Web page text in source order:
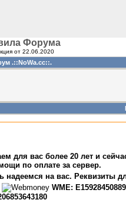
Форума
от 22.06.2020
.::NoWa.cc::.
для вас более 20 лет и
по оплате за сервер.
на вас. Реквизиты
WME: